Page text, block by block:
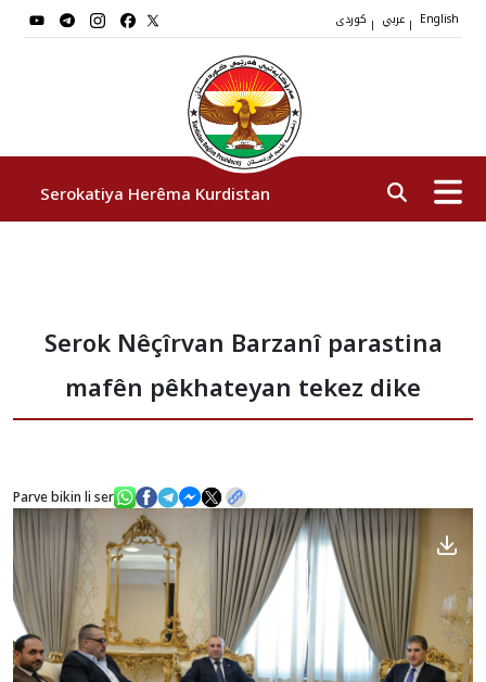
| | English
Serokatiya Herêma Kurdistan
Cîgirên Serok
Stafê Serokatiyê
Sazî
Nûçe
Galerî
Serok Nêçîrvan Barzanî parastina
mafên pêkhateyan tekez dike
Parve bikin li ser